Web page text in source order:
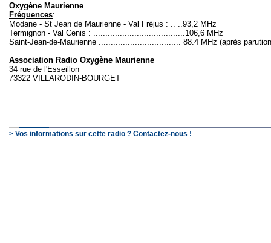
Oxygène Maurienne
Fréquences:
Modane - St Jean de Maurienne - Val Fréjus : .. ..93,2 MHz
Termignon - Val Cenis : ......................................106,6 MHz
Saint-Jean-de-Maurienne .................................. 88.4 MHz (après
Association Radio Oxygène Maurienne
34 rue de l'Esseillon
73322 VILLARODIN-BOURGET
> Vos informations sur cette radio ? Contactez-nous !